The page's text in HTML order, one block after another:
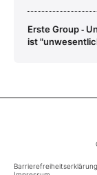
Erste Group ‑
ist
Barrierefreiheitserklärung